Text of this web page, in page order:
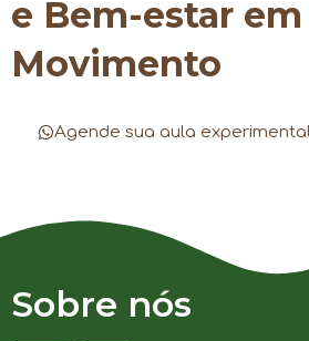
e Bem-estar em
Movimento
Agende sua aula
Sobre nós